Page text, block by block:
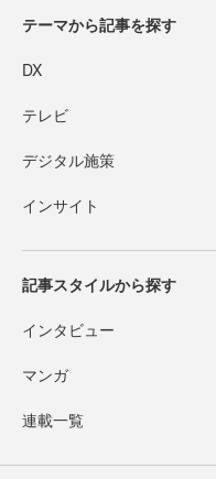
テーマから記事を探す
DX
テレビ
デジタル施策
インサイト
記事スタイルから探す
インタビュー
マンガ
連載一覧